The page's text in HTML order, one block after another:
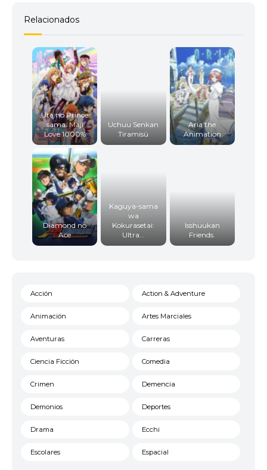
Relacionados
Uta no Prince
sama: Maji
Love 1000%
Uchuu Senkan
Tiramisù
Aria the
Animation
Diamond no
Ace
Kaguya-sama
wa
Kokurasetai:
Ultra...
Isshuukan
Friends.
Acción Action & Adventure
Animación Artes Marciales
Aventuras Carreras
Ciencia Ficción Comedia
Crimen Demencia
Demonios Deportes
Drama Ecchi
Escolares Espacial